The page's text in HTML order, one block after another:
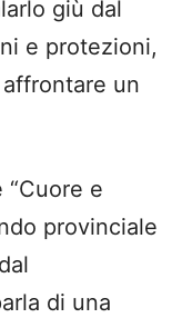
giù dal
e protezioni,
un
“Cuore e
provinciale
di una